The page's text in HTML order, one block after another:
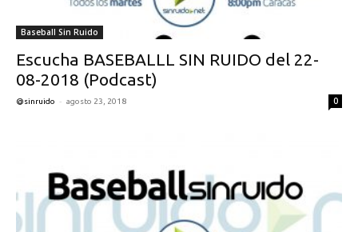
Baseball Sin Ruido
Escucha BASEBALLL SIN RUIDO del 22-
08-2018 (Podcast)
@sinruido - agosto 23, 2018 0